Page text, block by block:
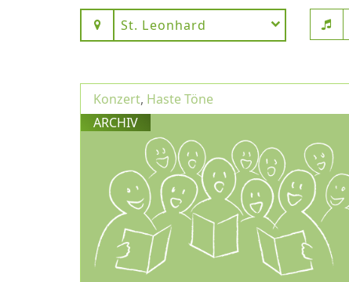
St. Leonhard
Konzert, Haste Töne
ARCHIV